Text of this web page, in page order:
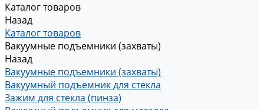
Каталог товаров
Назад
Каталог товаров
Вакуумные подъемники (захваты)
Назад
Вакуумные подъемники (захваты)
Вакуумный подъемник для стекла
Зажим для стекла (пинза)